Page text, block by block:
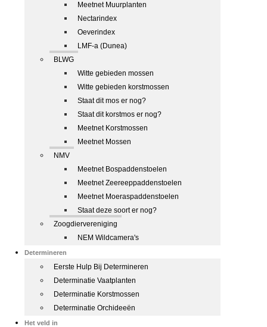
Meetnet Muurplanten
Nectarindex
Oeverindex
LMF-a (Dunea)
BLWG
Witte gebieden mossen
Witte gebieden korstmossen
Staat dit mos er nog?
Staat dit korstmos er nog?
Meetnet Korstmossen
Meetnet Mossen
NMV
Meetnet Bospaddenstoelen
Meetnet Zeereeppaddenstoelen
Meetnet Moeraspaddenstoelen
Staat deze soort er nog?
Zoogdiervereniging
NEM Wildcamera's
Determineren
Eerste Hulp Bij Determineren
Determinatie Vaatplanten
Determinatie Korstmossen
Determinatie Orchideeën
Het veld in